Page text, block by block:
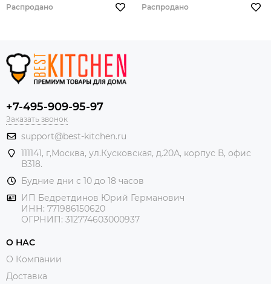
Распродано Распродано
+7-495-909-95-97
Заказать звонок
support@best-kitchen.ru
111141, г,Москва, ул.Кусковская, д.20А, корпус В, офис
В318.
Будние дни с 10 до 18 часов
ИП Бедретдинов Юрий Германович
ИНН: 771986150620
ОГРНИП: 312774603000937
О НАС
О Компании
Доставка